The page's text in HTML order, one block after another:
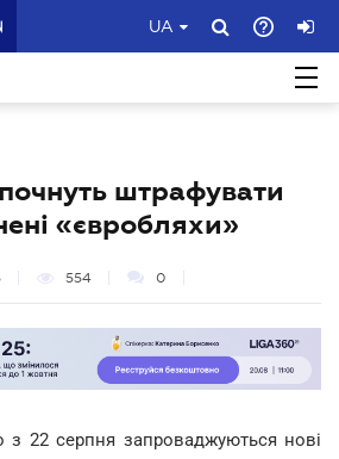
UA
штрафувати
«євробляхи»
554 0
з 22 серпня запроваджуються нові